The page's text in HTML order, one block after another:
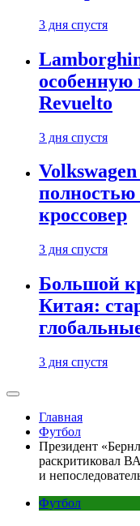
3 дня спустя
особенную
Revuelto
3 дня спустя
полностью
кроссовер
3 дня спустя
Большой
Китая:
3 дня спустя
Главная
Футбол
Президент
раскритиковал
и
Футбол